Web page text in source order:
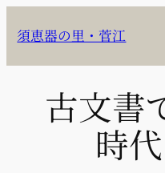
ス
須恵器の里・菅江
古文書
時